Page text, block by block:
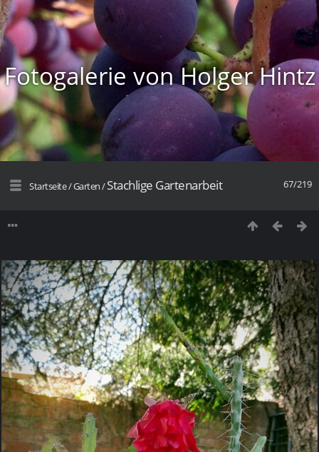
Fotogalerie von Holger Hintz
67/219
Startseite/Garten/Stachlige Gartenarbeit